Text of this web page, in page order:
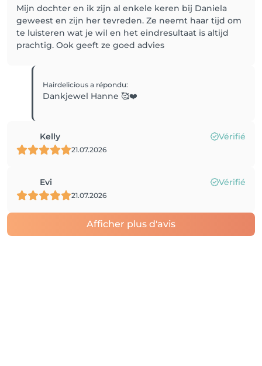
Mijn dochter en ik zijn al enkele keren bij Daniela
geweest en zijn her tevreden. Ze neemt haar tijd om
te luisteren wat je wil en het eindresultaat is altijd
prachtig. Ook geeft ze goed advies
Hairdeliciousa répondu:
Dankjewel Hanne 🥰❤️
Kelly Vérifié
21.07.2026
Evi Vérifié
21.07.2026
Afficher plus d'avis